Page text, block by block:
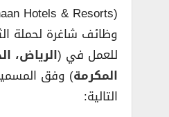
وظائف شاغرة لحملة
للعمل في (الرياض،
المكرمة) وفق
التالية: